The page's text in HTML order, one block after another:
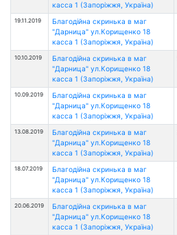
касса 1 (Запоріжжя, Україна)
19.11.2019
Благодійна скринька в маг
"Дарница" ул.Корищенко 18
касса 1 (Запоріжжя, Україна)
10.10.2019
Благодійна скринька в маг
"Дарница" ул.Корищенко 18
касса 1 (Запоріжжя, Україна)
10.09.2019
Благодійна скринька в маг
"Дарница" ул.Корищенко 18
касса 1 (Запоріжжя, Україна)
13.08.2019
Благодійна скринька в маг
"Дарница" ул.Корищенко 18
касса 1 (Запоріжжя, Україна)
18.07.2019
Благодійна скринька в маг
"Дарница" ул.Корищенко 18
касса 1 (Запоріжжя, Україна)
20.06.2019
Благодійна скринька в маг
"Дарница" ул.Корищенко 18
касса 1 (Запоріжжя, Україна)